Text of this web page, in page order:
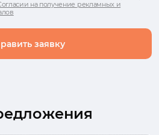
Отправить заявку
на получение рекламных и